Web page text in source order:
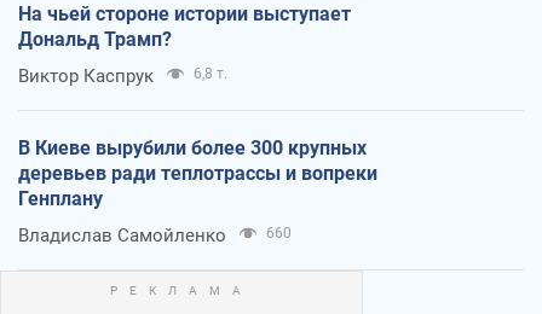
На чьей стороне истории выступает
Дональд Трамп?
Виктор Каспрук 6,8 т.
В Киеве вырубили более 300 крупных
деревьев ради теплотрассы и вопреки
Генплану
Владислав Самойленко 660